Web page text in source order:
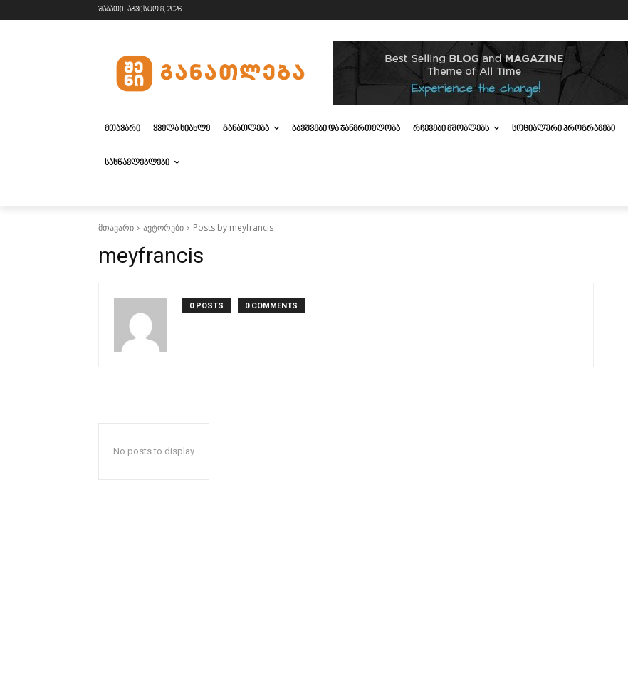
შაბათი, აგვისტო 8, 2026
ᲛᲗᲐᲕᲐᲠᲘ ᲧᲕᲔᲚᲐ ᲡᲘᲐᲮᲚᲔ ᲒᲐᲜᲐᲗᲚᲔᲑᲐ ᲑᲐᲕᲨᲕᲔᲑᲘ ᲓᲐ ᲯᲐᲜᲛᲠᲗᲔᲚᲝᲑᲐ ᲠᲩᲔᲕᲔᲑᲘ ᲛᲨᲝᲑᲚᲔᲑᲡ ᲡᲝᲪᲘᲐᲚᲣᲠᲘ ᲞᲠᲝᲒᲠᲐᲛᲔᲑᲘ
ᲡᲐᲡᲬᲐᲕᲚᲔᲑᲚᲔᲑᲘ
მთავარი ავტორები Posts by meyfrancis
meyfrancis
0 POSTS 0 COMMENTS
No posts to display